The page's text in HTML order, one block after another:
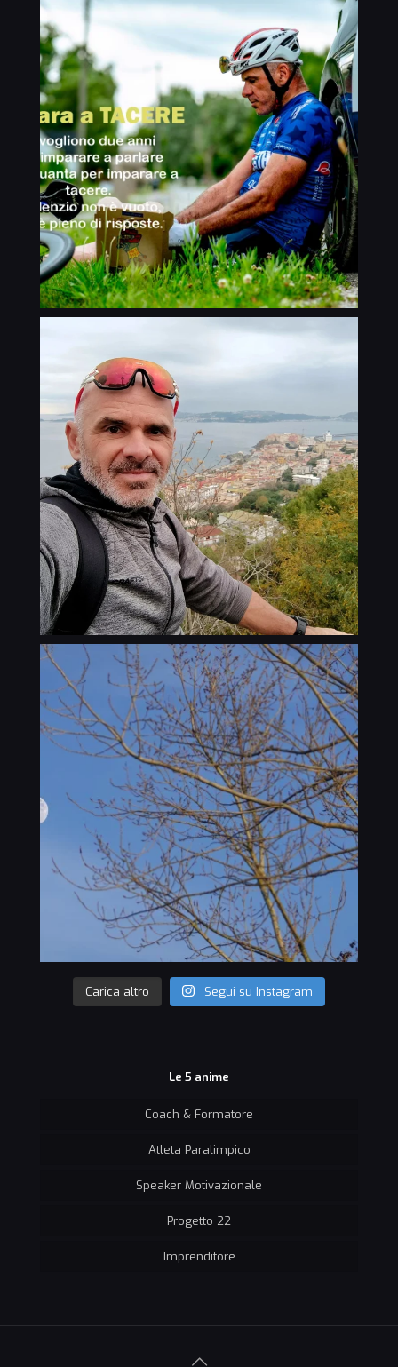
Carica altro Segui su Instagram
Le 5 anime
Coach & Formatore
Atleta Paralimpico
Speaker Motivazionale
Progetto 22
Imprenditore